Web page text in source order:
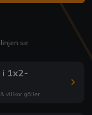
i 1x2-
villkor gäller